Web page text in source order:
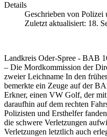
Details
Geschrieben von Polizei
Zuletzt aktualisiert: 18.
Landkreis Oder-Spree - BAB
– Die Mordkommission der
zweier Leichname In den
bemerkte ein Zeuge auf der
Erkner, einen VW Golf, der
daraufhin auf dem rechten
Polizisten und Ersthelfer
die schwere Verletzungen
Verletzungen letztlich auch